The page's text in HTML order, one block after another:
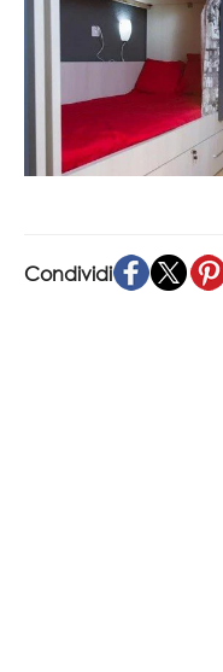
Condividi